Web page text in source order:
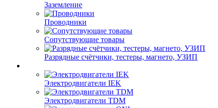
Заземление
Проводники
Сопутствующие товары
Разрядные счётчики, тестеры, магнето, УЗИП
Электродвигатели IEK
Электродвигатели TDM